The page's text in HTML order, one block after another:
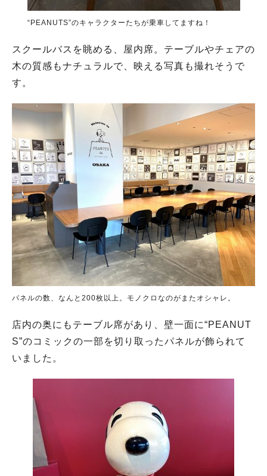
“PEANUTS”のキャラクターたちが乗車してますね！
スクールバスを眺める、屋内席。テーブルやチェアの
木の質感もナチュラルで、映える写真も撮れそうで
す。
パネルの数、なんと200枚以上。モノクロなのがまたオシャレ。
店内の奥にもテーブル席があり、壁一面に“PEANUT
S”のコミックの一部を切り取ったパネルが飾られて
いました。